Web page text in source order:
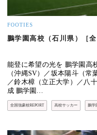
FOOTIES
鵬学園高校（石川県）［
能登に希望の光を 鵬学園高
（沖縄SV）／坂本陽斗（常
／鈴木樟（立正大学）／八
成 鵬学園…
全国強豪校REPORT 高校サッカー 鵬学